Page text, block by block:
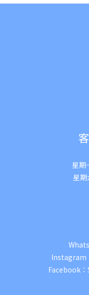
星期
星期
Instagram
Facebook：